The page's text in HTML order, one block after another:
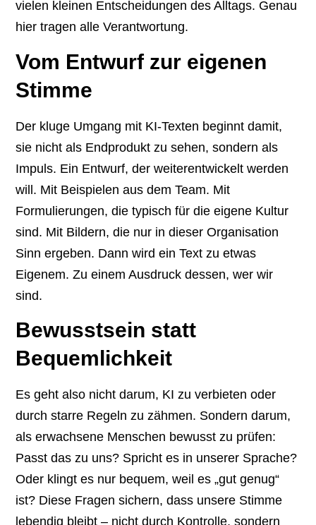
vielen kleinen Entscheidungen des Alltags. Genau
hier tragen alle Verantwortung.
Vom Entwurf zur eigenen
Stimme
Der kluge Umgang mit KI-Texten beginnt damit,
sie nicht als Endprodukt zu sehen, sondern als
Impuls. Ein Entwurf, der weiterentwickelt werden
will. Mit Beispielen aus dem Team. Mit
Formulierungen, die typisch für die eigene Kultur
sind. Mit Bildern, die nur in dieser Organisation
Sinn ergeben. Dann wird ein Text zu etwas
Eigenem. Zu einem Ausdruck dessen, wer wir
sind.
Bewusstsein statt
Bequemlichkeit
Es geht also nicht darum, KI zu verbieten oder
durch starre Regeln zu zähmen. Sondern darum,
als erwachsene Menschen bewusst zu prüfen:
Passt das zu uns? Spricht es in unserer Sprache?
Oder klingt es nur bequem, weil es „gut genug“
ist? Diese Fragen sichern, dass unsere Stimme
lebendig bleibt – nicht durch Kontrolle, sondern